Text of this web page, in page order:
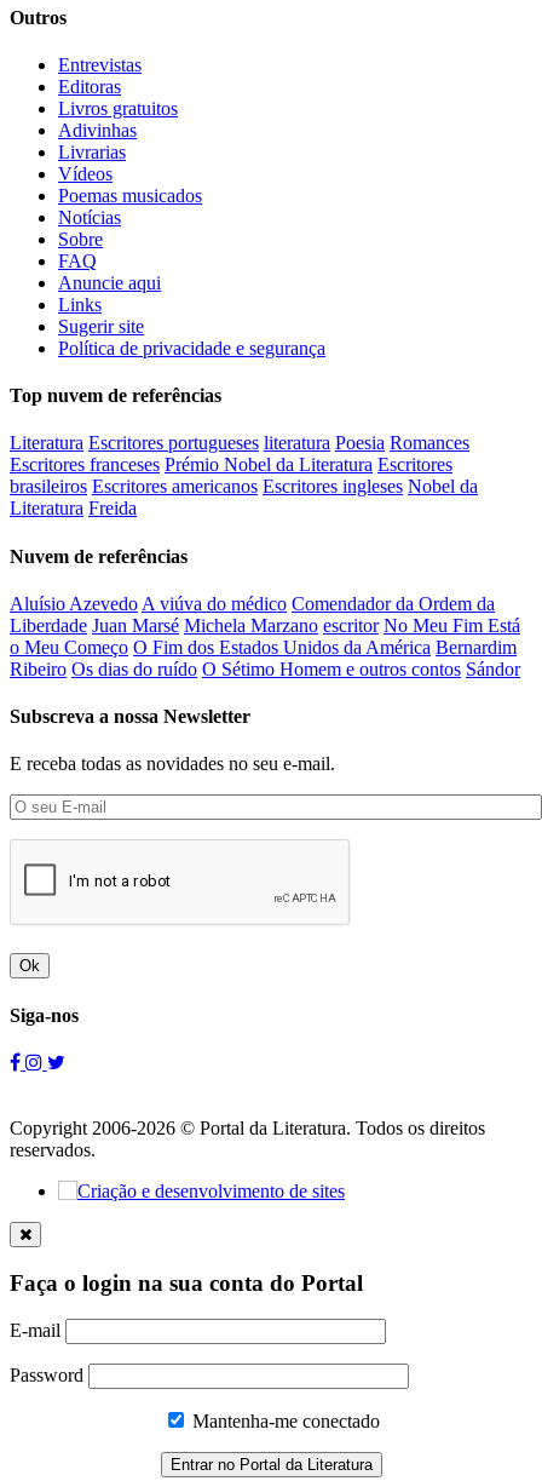
Outros
Entrevistas
Editoras
Livros gratuitos
Adivinhas
Livrarias
Vídeos
Poemas musicados
Notícias
Sobre
FAQ
Anuncie aqui
Links
Sugerir site
Política de privacidade e segurança
Top nuvem de referências
Literatura Escritores portugueses literatura Poesia Romances
Escritores franceses Prémio Nobel da Literatura Escritores
brasileiros Escritores americanos Escritores ingleses Nobel da
Literatura Freida
Nuvem de referências
Aluísio Azevedo A viúva do médico Comendador da Ordem da
Liberdade Juan Marsé Michela Marzano escritor No Meu Fim Está
o Meu Começo O Fim dos Estados Unidos da América Bernardim
Ribeiro Os dias do ruído O Sétimo Homem e outros contos Sándor
Subscreva a nossa Newsletter
E receba todas as novidades no seu e-mail.
Ok
Siga-nos
Copyright 2006-2026 © Portal da Literatura. Todos os direitos
reservados.
Faça o login na sua conta do Portal
E-mail
Password
Mantenha-me conectado